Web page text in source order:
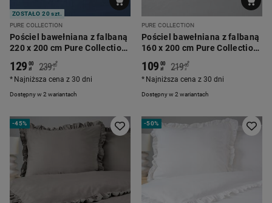
ZOSTAŁO 20 szt.
PURE COLLECTION
Pościel bawełniana z falbaną
220 x 200 cm Pure Collection,
Dostępny w 2 wariantach
129 00
zł 239 00
zł
*
Najniższa cena z 30 dni
PURE COLLECTION
Pościel bawełniana z falbaną
160 x 200 cm Pure Collection,
Dostępny w 2 wariantach
109 00
zł 219 00
zł
*
Najniższa cena z 30 dni
-45% -50%